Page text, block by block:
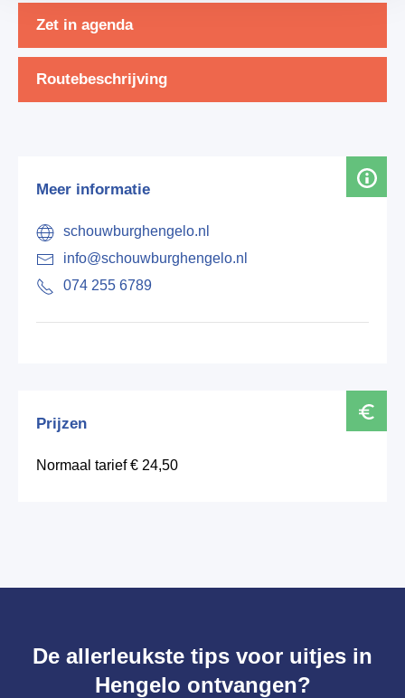
Zet in agenda
Routebeschrijving
Meer informatie
schouwburghengelo.nl
info@schouwburghengelo.nl
074 255 6789
Prijzen
Normaal tarief € 24,50
De allerleukste tips voor uitjes in
Hengelo ontvangen?